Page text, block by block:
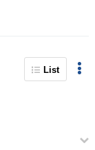
List